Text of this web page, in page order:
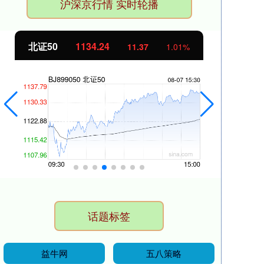
沪深京行情 实时轮播
北证50 1134.24 11.37 1.01%
话题标签
益牛网 五八策略